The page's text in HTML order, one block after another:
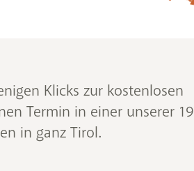
Klicks zur kostenlosen
Termin in einer unserer 19
in ganz Tirol.